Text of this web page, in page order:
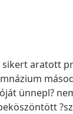
sikert aratott
ünnepl?